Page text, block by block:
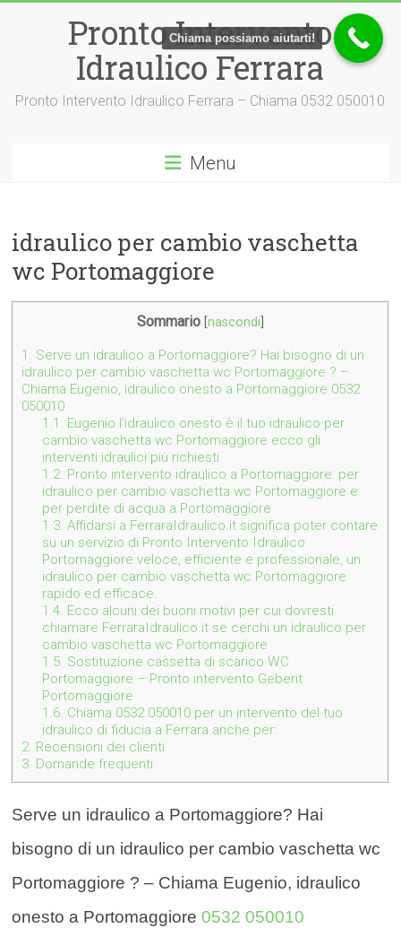
Pronto Intervento
Idraulico Ferrara
Pronto Intervento Idraulico Ferrara – Chiama 0532 050010
Menu
idraulico per cambio vaschetta
wc Portomaggiore
Sommario nascondi
1. Serve un idraulico a Portomaggiore? Hai bisogno di un
idraulico per cambio vaschetta wc Portomaggiore ? –
Chiama Eugenio, idraulico onesto a Portomaggiore 0532
050010
1.1. Eugenio l’idraulico onesto è il tuo idraulico per
cambio vaschetta wc Portomaggiore ecco gli
interventi idraulici più richiesti
1.2. Pronto intervento idraulico a Portomaggiore: per
idraulico per cambio vaschetta wc Portomaggiore e
per perdite di acqua a Portomaggiore
1.3. Affidarsi a FerraraIdraulico.it significa poter contare
su un servizio di Pronto Intervento Idraulico
Portomaggiore veloce, efficiente e professionale, un
idraulico per cambio vaschetta wc Portomaggiore
rapido ed efficace.
1.4. Ecco alcuni dei buoni motivi per cui dovresti
chiamare FerraraIdraulico.it se cerchi un idraulico per
cambio vaschetta wc Portomaggiore
1.5. Sostituzione cassetta di scarico WC
Portomaggiore – Pronto intervento Geberit
Portomaggiore
1.6. Chiama 0532 050010 per un intervento del tuo
idraulico di fiducia a Ferrara anche per:
2. Recensioni dei clienti
3. Domande frequenti
Serve un idraulico a Portomaggiore? Hai
bisogno di un idraulico per cambio vaschetta wc
Portomaggiore ? – Chiama Eugenio, idraulico
onesto a Portomaggiore0532 050010
Chiama possiamo aiutarti!